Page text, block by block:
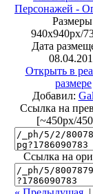
940x940px/
Дата
Открыть в
размере
Добавил:
Ссылка на
[~450px/
Ссылка на